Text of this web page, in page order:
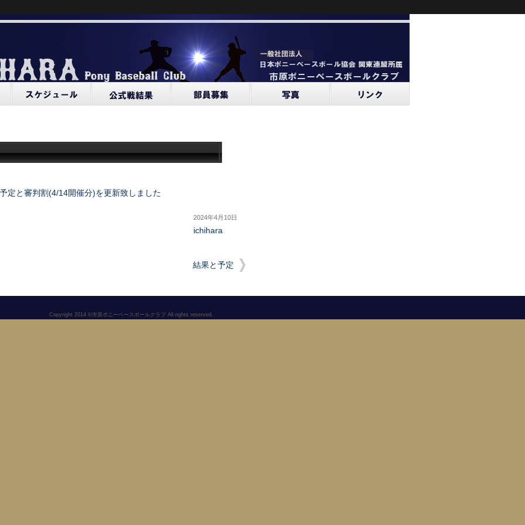
定と審判割(4/14開催分)を更新致しました
2024年4月10日
ichihara
結果と予定
Copyright 2014 ©市原ポニーベースボールクラブ All rights reserved.